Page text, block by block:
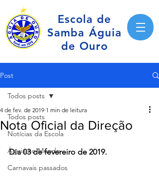
Escola de
Samba Águia
de Ouro
Post
Todos posts
Notícias da Escola
Águia no Mundo
Carnavais passados
Todos posts
Nota Oficial da Direção
4 de fev. de 2019 1 min de leitura
Dia 03 de fevereiro de 2019.